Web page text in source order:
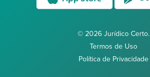
© 2026 Jurídico Certo.
Termos de Uso
Política de Privacidade